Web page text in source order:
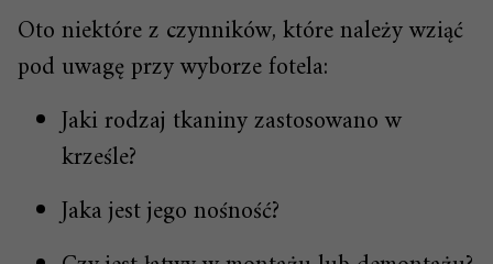
Oto niektóre z czynników, które należy wziąć
pod uwagę przy wyborze fotela:
Jaki rodzaj tkaniny zastosowano w
krześle?
Jaka jest jego nośność?